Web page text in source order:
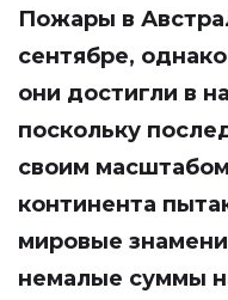
Пожары в
сентябре,
они достигли в
поскольку
своим
континента
мировые
немалые суммы